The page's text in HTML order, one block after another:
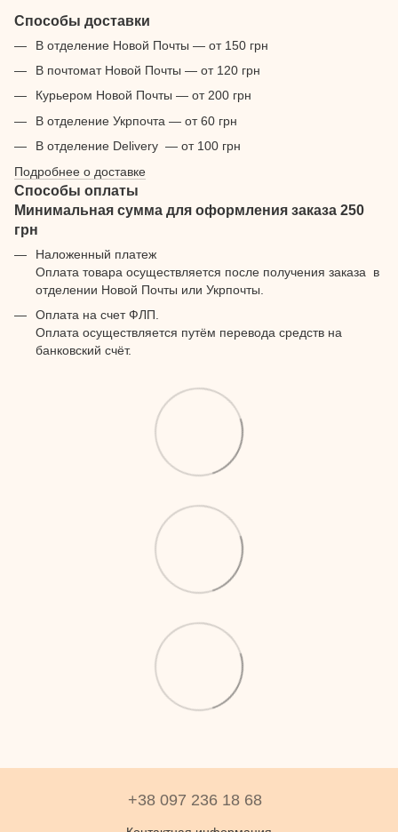
Способы доставки
В отделение Новой Почты — от 150 грн
В почтомат Новой Почты — от 120 грн
Курьером Новой Почты — от 200 грн
В отделение Укрпочта — от 60 грн
В отделение Delivery — от 100 грн
Подробнее о доставке
Способы оплаты
Минимальная сумма для оформления заказа 250
грн
Наложенный платеж
Оплата товара осуществляется после получения заказа в
отделении Новой Почты или Укрпочты.
Оплата на счет ФЛП.
Оплата осуществляется путём перевода средств на
банковский счёт.
+38 097 236 18 68